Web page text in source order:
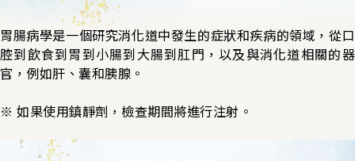
胃腸病學是一個研究消化道中發生的症狀和疾病的領域，從口
腔到飲食到胃到小腸到大腸到肛門，以及與消化道相關的器
官，例如肝、囊和胰腺。
※ 如果使用鎮靜劑，檢查期間將進行注射。